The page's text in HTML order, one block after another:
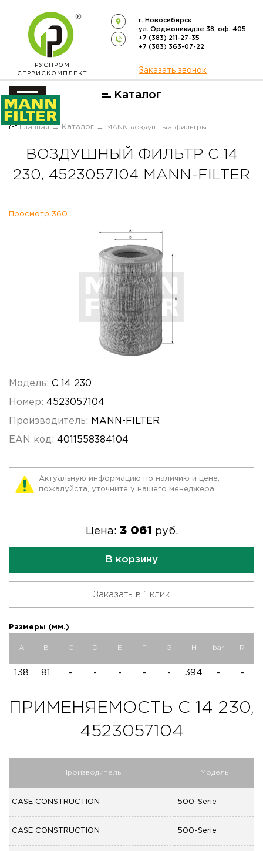
РУСПРОМ
СЕРВИСКОМПЛЕКТ
г. Новосибирск
ул. Орджоникидзе 38, оф. 405
+7 (383) 211-27-35
+7 (383) 363-07-22
Заказать звонок
Каталог
ОФИЦИАЛЬНЫЙ ДИСТРИБЬЮТОР
Главная → Каталог → MANN воздушные фильтры
ВОЗДУШНЫЙ ФИЛЬТР C 14
230, 4523057104 MANN-FILTER
Просмотр 360
Модель: C 14 230
Номер: 4523057104
Производитель: MANN-FILTER
EAN код: 4011558384104
Актуальную информацию по наличию и цене,
пожалуйста, уточните у нашего менеджера.
Цена: 3 061 руб.
В корзину
Заказать в 1 клик
Размеры (мм.)
A B C D E F G H bar R
138 81 - - - - - 394 - -
ПРИМЕНЯЕМОСТЬ C 14 230,
4523057104
Производитель Модель
CASE CONSTRUCTION 500-Serie
CASE CONSTRUCTION 500-Serie